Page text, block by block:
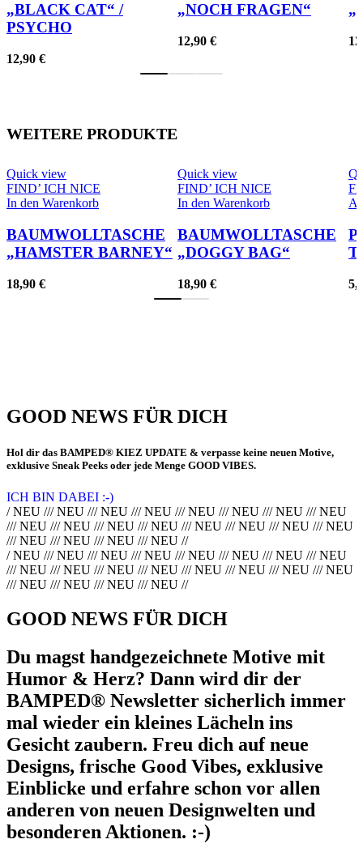
„BLACK CAT“ /
PSYCHO
12,90 €
„NOCH FRAGEN“
12,90 €
WEITERE PRODUKTE
Quick view
FIND’ ICH NICE
In den Warenkorb
BAUMWOLLTASCHE
„HAMSTER BARNEY“
18,90 €
Quick view
FIND’ ICH NICE
In den Warenkorb
BAUMWOLLTASCHE
„DOGGY BAG“
18,90 €
GOOD NEWS FÜR DICH
Hol dir das BAMPED® KIEZ UPDATE & verpasse keine neuen Motive,
exklusive Sneak Peeks oder jede Menge GOOD VIBES.
ICH BIN DABEI :-)
/ NEU /// NEU /// NEU /// NEU /// NEU /// NEU /// NEU /// NEU
/// NEU /// NEU /// NEU /// NEU /// NEU /// NEU /// NEU /// NEU
/// NEU /// NEU /// NEU /// NEU //
/ NEU /// NEU /// NEU /// NEU /// NEU /// NEU /// NEU /// NEU
/// NEU /// NEU /// NEU /// NEU /// NEU /// NEU /// NEU /// NEU
/// NEU /// NEU /// NEU /// NEU //
GOOD NEWS FÜR DICH
Du magst handgezeichnete Motive mit
Humor & Herz? Dann wird dir der
BAMPED® Newsletter sicherlich immer
mal wieder ein kleines Lächeln ins
Gesicht zaubern. Freu dich auf neue
Designs, frische Good Vibes, exklusive
Einblicke und erfahre schon vor allen
anderen von neuen Designwelten und
besonderen Aktionen. :-)